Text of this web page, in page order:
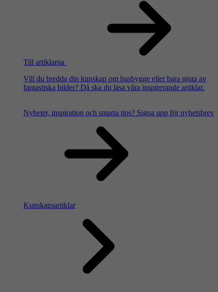
Till artiklarna
Vill du bredda din kunskap om husbygge eller bara njuta av
fantastiska bilder? Då ska du läsa våra inspirerande artiklar.
Nyheter, inspiration och smarta tips? Signa upp för nyhetsbrev
Kunskapsartiklar